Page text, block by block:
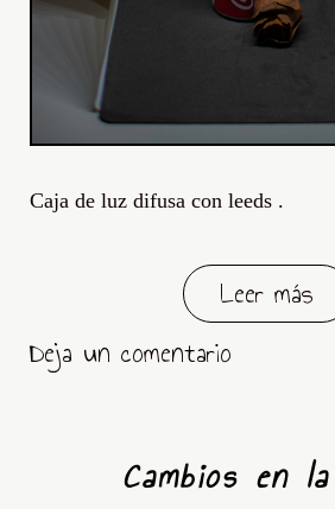
Caja de luz difusa con leeds .
Leer más
Deja un comentario
Cambios en